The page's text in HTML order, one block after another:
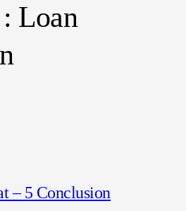
Loan
– 5 Conclusion